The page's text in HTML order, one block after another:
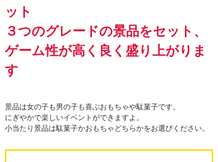
ット
３つのグレードの景品をセット、
ゲーム性が高く良く盛り上がりま
す
景品は女の子も男の子も喜ぶおもちゃや駄菓子です。
にぎやかで楽しいイベントができますよ。
小当たり景品は駄菓子かおもちゃどちらかをお選びください。